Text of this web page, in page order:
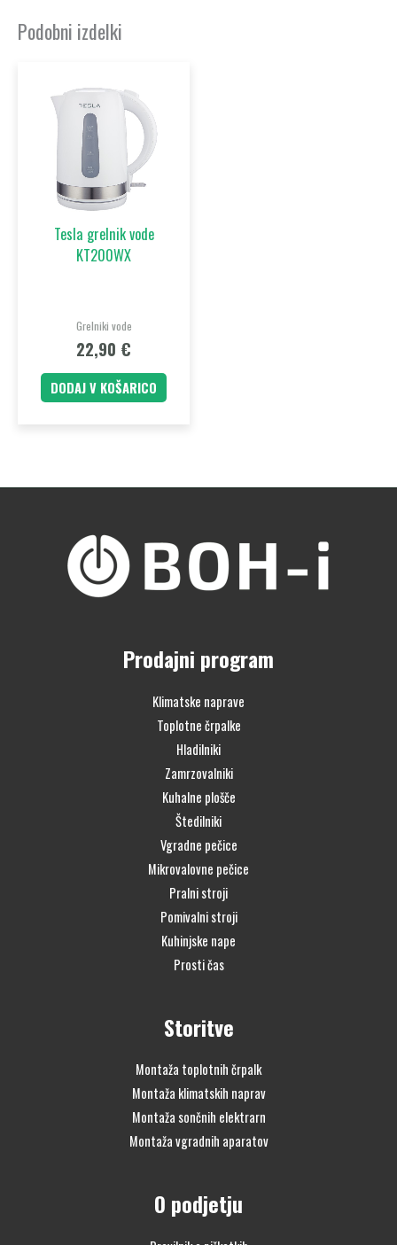
Podobni izdelki
Tesla grelnik vode
KT200WX
Grelniki vode
22,90 €
DODAJ V KOŠARICO
Prodajni program
Klimatske naprave
Toplotne črpalke
Hladilniki
Zamrzovalniki
Kuhalne plošče
Štedilniki
Vgradne pečice
Mikrovalovne pečice
Pralni stroji
Pomivalni stroji
Kuhinjske nape
Prosti čas
Storitve
Montaža toplotnih črpalk
Montaža klimatskih naprav
Montaža sončnih elektrarn
Montaža vgradnih aparatov
O podjetju